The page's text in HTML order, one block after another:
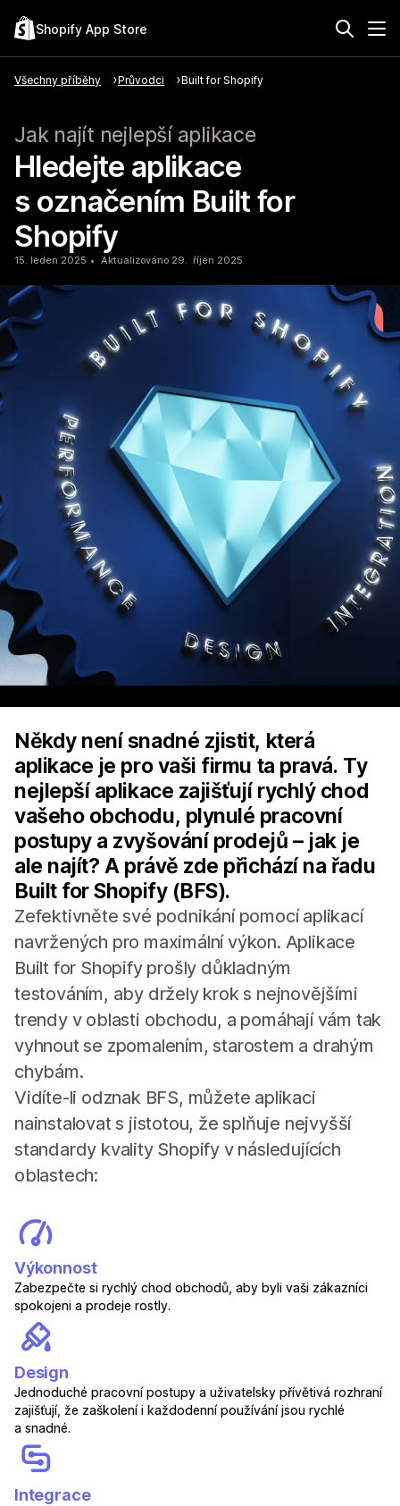
Shopify App Store
Všechny příběhy Průvodci Built for Shopify
Jak najít nejlepší aplikace
Hledejte aplikace
s označením Built for
Shopify
15. leden 2025 Aktualizováno 29. říjen 2025
Někdy není snadné zjistit, která
aplikace je pro vaši firmu ta pravá. Ty
nejlepší aplikace zajišťují rychlý chod
vašeho obchodu, plynulé pracovní
postupy a zvyšování prodejů – jak je
ale najít? A právě zde přichází na řadu
Built for Shopify (BFS).
Zefektivněte své podnikání pomocí aplikací
navržených pro maximální výkon. Aplikace
Built for Shopify prošly důkladným
testováním, aby držely krok s nejnovějšími
trendy v oblasti obchodu, a pomáhají vám tak
vyhnout se zpomalením, starostem a drahým
chybám.
Vidíte-li odznak BFS, můžete aplikaci
nainstalovat s jistotou, že splňuje nejvyšší
standardy kvality Shopify v následujících
oblastech:
Výkonnost
Zabezpečte si rychlý chod obchodů, aby byli vaši zákazníci
spokojeni a prodeje rostly.
Design
Jednoduché pracovní postupy a uživatelsky přívětivá rozhraní
zajišťují, že zaškolení i každodenní používání jsou rychlé
a snadné.
Integrace